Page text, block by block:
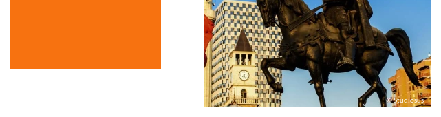
© Studiosus